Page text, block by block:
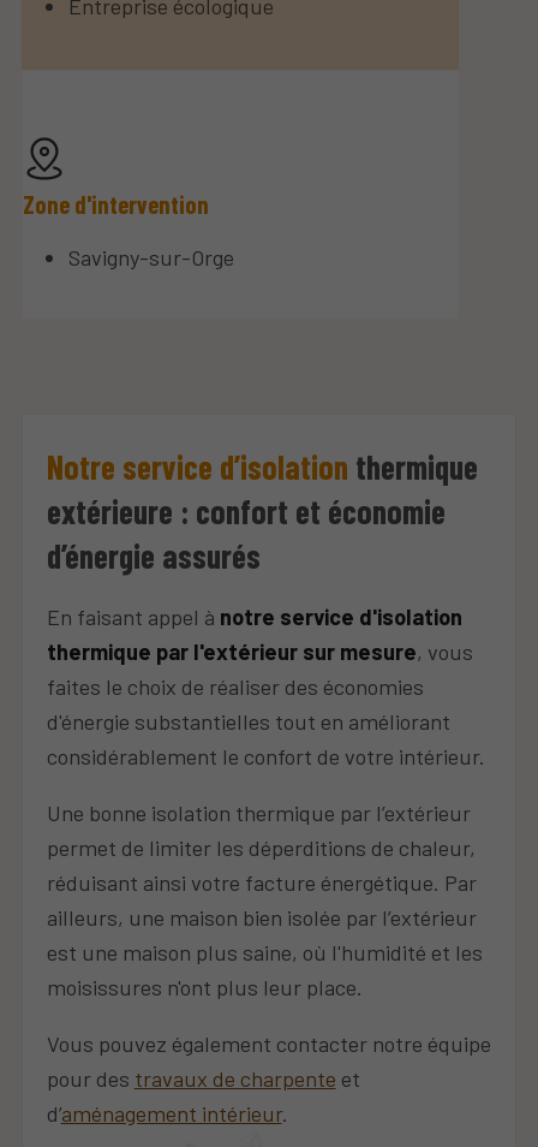
Entreprise écologique
Zone d'intervention
Savigny-sur-Orge
Notre service d’isolation thermique
extérieure : confort et économie
d’énergie assurés
En faisant appel à notre service d'isolation
thermique par l'extérieur sur mesure, vous
faites le choix de réaliser des économies
d'énergie substantielles tout en améliorant
considérablement le confort de votre intérieur.
Une bonne isolation thermique par l’extérieur
permet de limiter les déperditions de chaleur,
réduisant ainsi votre facture énergétique. Par
ailleurs, une maison bien isolée par l’extérieur
est une maison plus saine, où l'humidité et les
moisissures n'ont plus leur place.
Vous pouvez également contacter notre équipe
pour des travaux de charpente et
d’aménagement intérieur.